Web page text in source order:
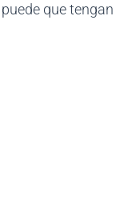
que tengan